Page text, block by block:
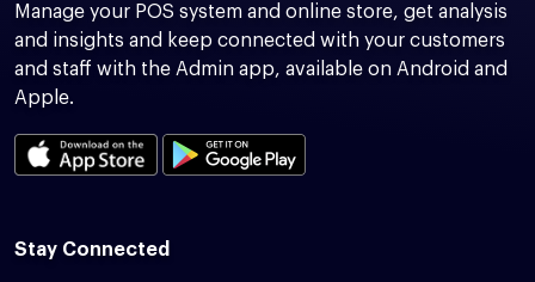
Manage your POS system and online store, get analysis
and insights and keep connected with your customers
and staff with the Admin app, available on Android and
Apple.
Stay Connected